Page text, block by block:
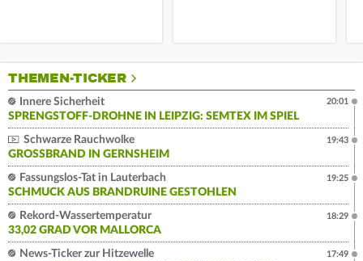
THEMEN-TICKER
Innere Sicherheit
SPRENGSTOFF-DROHNE IN LEIPZIG: SEMTEX IM SPIEL
20:01
Schwarze Rauchwolke
GROSSBRAND IN GERNSHEIM
19:43
Fassungslos-Tat in Lauterbach
SCHMUCK AUS BRANDRUINE GESTOHLEN
19:25
Rekord-Wassertemperatur
33,02 GRAD VOR MALLORCA
18:29
News-Ticker zur Hitzewelle
17:49